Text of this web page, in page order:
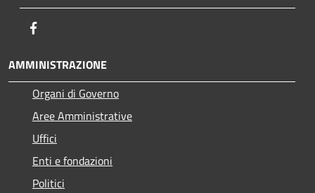
AMMINISTRAZIONE
Organi di Governo
Aree Amministrative
Uffici
Enti e fondazioni
Politici